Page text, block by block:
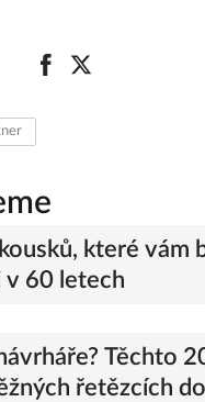
které vám
v 60 letech
Těchto
řetězcích do